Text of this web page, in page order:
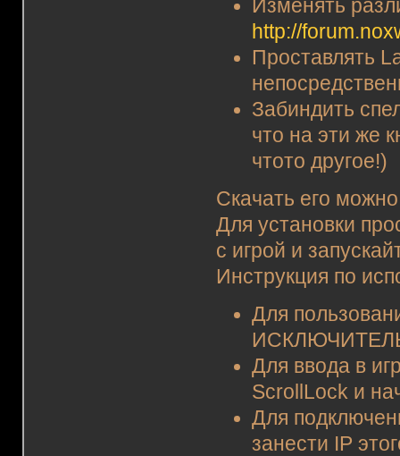
Изменять
http://
Проставлять
Забиндить
что на эти же
чтото другое!)
Скачать его
Для установки
с игрой и
Инструкция по
Для
Для ввода в
ScrollLock и
Для
занести IP